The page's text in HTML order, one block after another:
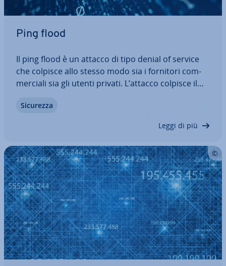
Ping flood
Il ping flood è un attacco di tipo denial of service
che colpisce allo stesso modo sia i fornitori com­
mer­cia­li sia gli utenti privati. L’attacco colpisce il
flood par­ti­co­lar­men­te potenti, gli hacker ricorrono
Sicurezza
Leggi di più